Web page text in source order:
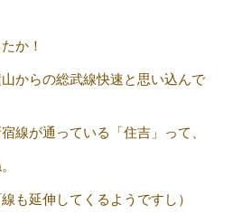
か！
からの総武線快速と思い込んで
線が通っている「住吉」って、
も延伸してくるようですし）